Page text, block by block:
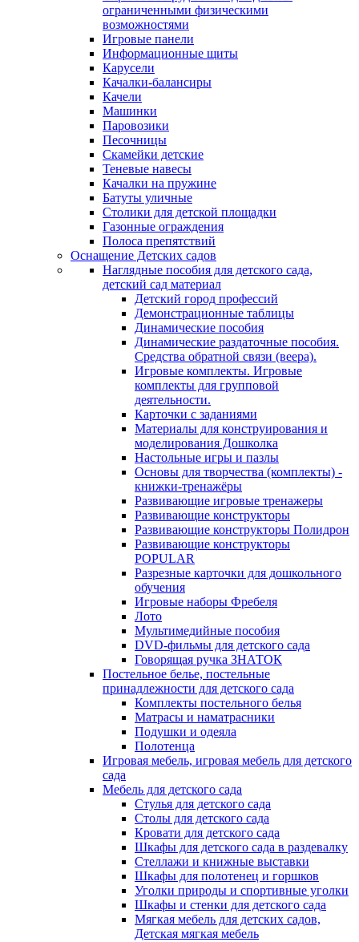
ограниченными физическими
возможностями
Игровые панели
Информационные щиты
Карусели
Качалки-балансиры
Качели
Машинки
Паровозики
Песочницы
Скамейки детские
Теневые навесы
Качалки на пружине
Батуты уличные
Столики для детской площадки
Газонные ограждения
Полоса препятствий
Оснащение Детских садов
Наглядные пособия для детского сада,
детский сад материал
Детский город профессий
Демонстрационные таблицы
Динамические пособия
Динамические раздаточные пособия.
Средства обратной связи (веера).
Игровые комплекты. Игровые
комплекты для групповой
деятельности.
Карточки с заданиями
Материалы для конструирования и
моделирования Дошколка
Настольные игры и пазлы
Основы для творчества (комплекты) -
книжки-тренажёры
Развивающие игровые тренажеры
Развивающие конструкторы
Развивающие конструкторы Полидрон
Развивающие конструкторы
POPULAR
Разрезные карточки для дошкольного
обучения
Игровые наборы Фребеля
Лото
Мультимедийные пособия
DVD-фильмы для детского сада
Говорящая ручка ЗНАТОК
Постельное белье, постельные
принадлежности для детского сада
Комплекты постельного белья
Матрасы и наматрасники
Подушки и одеяла
Полотенца
Игровая мебель, игровая мебель для детского
сада
Мебель для детского сада
Стулья для детского сада
Столы для детского сада
Кровати для детского сада
Шкафы для детского сада в раздевалку
Стеллажи и книжные выставки
Шкафы для полотенец и горшков
Уголки природы и спортивные уголки
Шкафы и стенки для детского сада
Мягкая мебель для детских садов,
Детская мягкая мебель